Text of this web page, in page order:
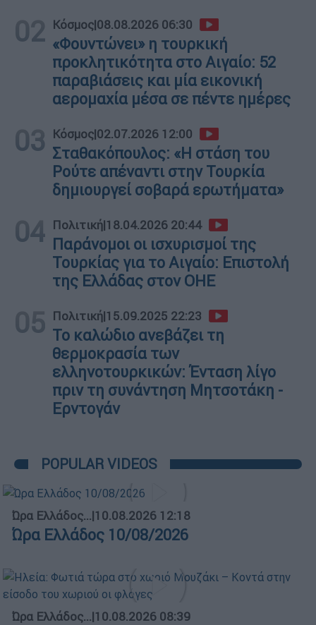
02 Κόσμος|08.08.2026 06:30
«Φουντώνει» η τουρκική
προκλητικότητα στο Αιγαίο: 52
παραβιάσεις και μία εικονική
αερομαχία μέσα σε πέντε ημέρες
03 Κόσμος|02.07.2026 12:00
Σταθακόπουλος: «Η στάση του
Ρούτε απέναντι στην Τουρκία
δημιουργεί σοβαρά ερωτήματα»
04 Πολιτική|18.04.2026 20:44
Παράνομοι οι ισχυρισμοί της
Τουρκίας για το Αιγαίο: Επιστολή
της Ελλάδας στον ΟΗΕ
05 Πολιτική|15.09.2025 22:23
Το καλώδιο ανεβάζει τη
θερμοκρασία των
ελληνοτουρκικών: Ένταση λίγο
πριν τη συνάντηση Μητσοτάκη -
Ερντογάν
POPULAR VIDEOS
Ώρα Ελλάδος...|10.08.2026 12:18
Ώρα Ελλάδος 10/08/2026
Ώρα Ελλάδος...|10.08.2026 08:39